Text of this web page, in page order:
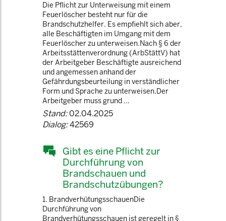
Die Pflicht zur Unterweisung mit einem
Feuerlöscher besteht nur für die
Brandschutzhelfer. Es empfiehlt sich aber,
alle Beschäftigten im Umgang mit dem
Feuerlöscher zu unterweisen.Nach § 6 der
Arbeitsstättenverordnung (ArbStättV) hat
der Arbeitgeber Beschäftigte ausreichend
und angemessen anhand der
Gefährdungsbeurteilung in verständlicher
Form und Sprache zu unterweisen.Der
Arbeitgeber muss grund ...
Stand:02.04.2025
Dialog:42569
Gibt es eine Pflicht zur
Durchführung von
Brandschauen und
Brandschutzübungen?
1. BrandverhütungsschauenDie
Durchführung von
Brandverhütungsschauen ist geregelt in §